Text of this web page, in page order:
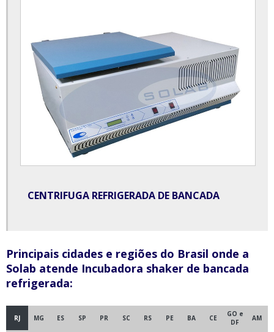
Liofilizador de alimentos
Liofilizador de alimentos preço
Liofilizador de bancada
Mesa agitadora orbital
Mesa para necrópsia
Misturador em v industrial
Moinho de bolas
Moinho de bolas para laboratório
Moinho de jarro para laboratório
CENTRIFUGA REFRIGERADA DE BANCADA
Principais cidades e regiões do Brasil onde a
Solab atende Incubadora shaker de bancada
refrigerada:
RJ MG ES SP PR SC RS PE BA CE
GO e
DF
AM